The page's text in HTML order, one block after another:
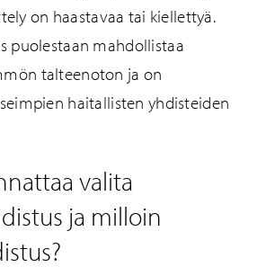
on haastavaa tai kiellettyä.
puolestaan mahdollistaa
talteenoton ja on
haitallisten yhdisteiden
valita
ja milloin